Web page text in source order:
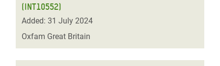
(INT10552)
Added: 31 July 2024
Oxfam Great Britain